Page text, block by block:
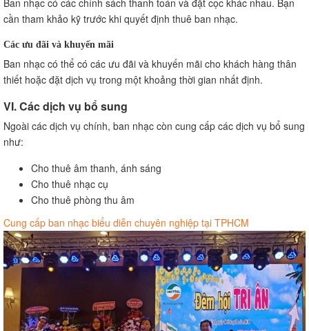
cần tham khảo kỹ trước khi quyết định thuê ban nhạc.
Các ưu đãi và khuyến mãi
Ban nhạc có thể có các ưu đãi và khuyến mãi cho khách hàng thân
thiết hoặc đặt dịch vụ trong một khoảng thời gian nhất định.
VI. Các dịch vụ bổ sung
Ngoài các dịch vụ chính, ban nhạc còn cung cấp các dịch vụ bổ sung
như:
Cho thuê âm thanh, ánh sáng
Cho thuê nhạc cụ
Cho thuê phòng thu âm
Cung cấp ban nhạc biểu diễn chuyên nghiệp tại TPHCM